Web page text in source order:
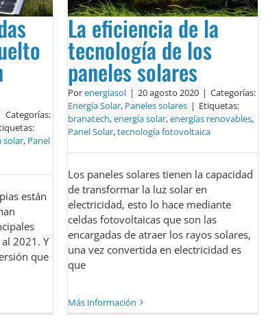
Categorías:
solar, Panel
están
2021. Y
que
La eficiencia de la
tecnología de los
paneles solares
Porenergiasol | 20 agosto 2020 | Categorías:
Energía Solar, Paneles solares | Etiquetas:
branatech,energía solar,energías renovables,
Panel Solar,tecnología fotovoltaica
Los paneles solares tienen la capacidad
de transformar la luz solar en
electricidad, esto lo hace mediante
celdas fotovoltaicas que son las
encargadas de atraer los rayos solares,
una vez convertida en electricidad es
que
Más información